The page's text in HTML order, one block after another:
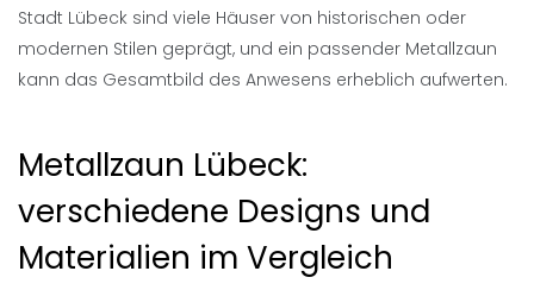
Stadt Lübeck sind viele Häuser von historischen oder
modernen Stilen geprägt, und ein passender Metallzaun
kann das Gesamtbild des Anwesens erheblich aufwerten.
Metallzaun Lübeck:
verschiedene Designs und
Materialien im Vergleich